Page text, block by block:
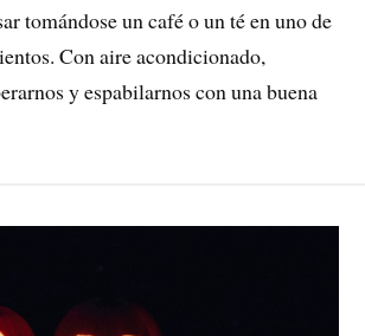
tomándose un café o un té en uno de
Con aire acondicionado,
y espabilarnos con una buena